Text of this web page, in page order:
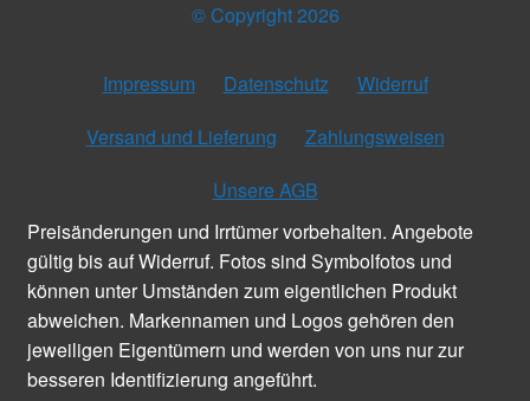
© Copyright 2026
Impressum Datenschutz
Widerruf
Versand und Lieferung
Zahlungsweisen
Unsere AGB
Preisänderungen und Irrtümer vorbehalten. Angebote
gültig bis auf Widerruf. Fotos sind Symbolfotos und
können unter Umständen zum eigentlichen Produkt
abweichen. Markennamen und Logos gehören den
jeweiligen Eigentümern und werden von uns nur zur
besseren Identifizierung angeführt.